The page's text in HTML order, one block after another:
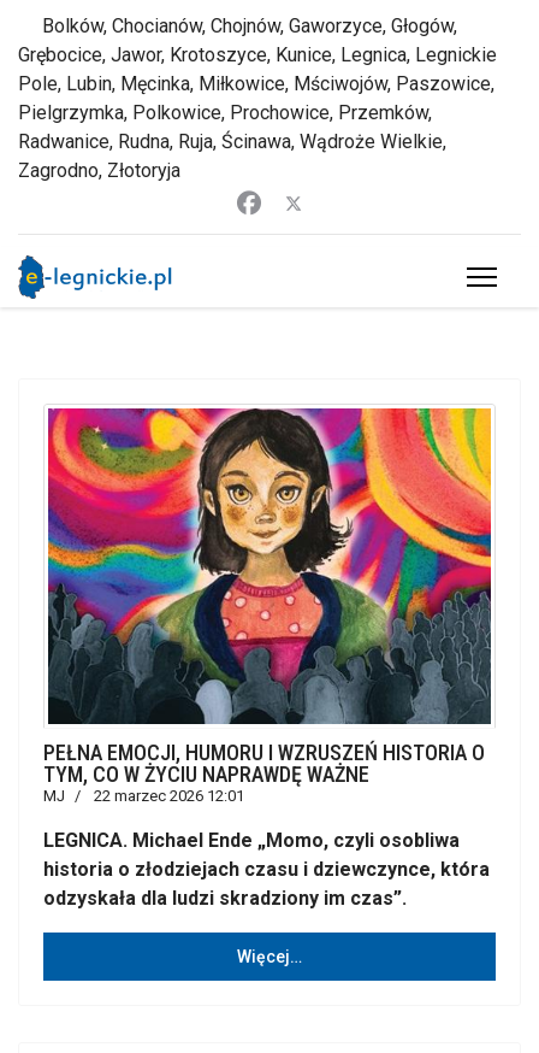
Bolków, Chocianów, Chojnów, Gaworzyce, Głogów,
Grębocice, Jawor, Krotoszyce, Kunice, Legnica, Legnickie
Pole, Lubin, Męcinka, Miłkowice, Mściwojów, Paszowice,
Pielgrzymka, Polkowice, Prochowice, Przemków,
Radwanice, Rudna, Ruja, Ścinawa, Wądroże Wielkie,
Zagrodno, Złotoryja
PEŁNA EMOCJI, HUMORU I WZRUSZEŃ HISTORIA O
TYM, CO W ŻYCIU NAPRAWDĘ WAŻNE
MJ 22 marzec 2026 12:01
LEGNICA. Michael Ende „Momo, czyli osobliwa
historia o złodziejach czasu i dziewczynce, która
odzyskała dla ludzi skradziony im czas”.
Więcej…